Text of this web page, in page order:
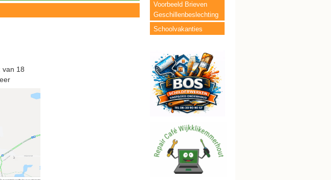
van 18
Voorbeeld Brieven
Geschillenbeslechting
Schoolvakanties